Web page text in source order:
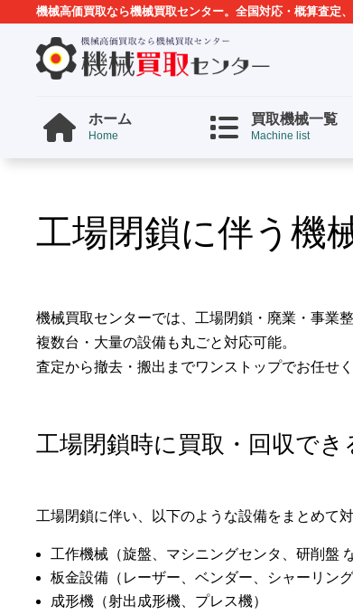
機械高価買取なら機械買取センター。全国対応・概算査定
ホーム
Home
買取機械一覧
Machine list
工場閉鎖に伴う機
機械買取センターでは、工場閉鎖・廃業・事業
複数台・大量の設備も丸ごと対応可能。
査定から撤去・搬出までワンストップでお任せく
工場閉鎖時に買取・回収でき
工場閉鎖に伴い、以下のような設備をまとめて対
工作機械（旋盤、マシニングセンタ、研削盤
板金設備（レーザー、ベンダー、シャーリング
成形機（射出成形機、プレス機）